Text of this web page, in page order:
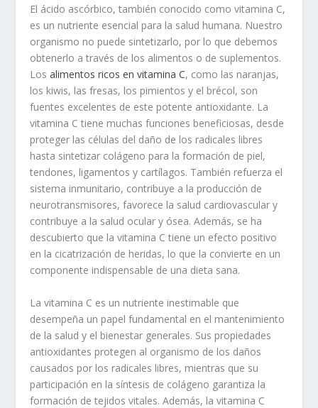
El ácido ascórbico, también conocido como vitamina C,
es un nutriente esencial para la salud humana. Nuestro
organismo no puede sintetizarlo, por lo que debemos
obtenerlo a través de los alimentos o de suplementos.
Losalimentos ricos en vitamina C, como las naranjas,
los kiwis, las fresas, los pimientos y el brécol, son
fuentes excelentes de este potente antioxidante. La
vitamina C tiene muchas funciones beneficiosas, desde
proteger las células del daño de los radicales libres
hasta sintetizar colágeno para la formación de piel,
tendones, ligamentos y cartílagos. También refuerza el
sistema inmunitario, contribuye a la producción de
neurotransmisores, favorece la salud cardiovascular y
contribuye a la salud ocular y ósea. Además, se ha
descubierto que la vitamina C tiene un efecto positivo
en la cicatrización de heridas, lo que la convierte en un
componente indispensable de una dieta sana.
La vitamina C es un nutriente inestimable que
desempeña un papel fundamental en el mantenimiento
de la salud y el bienestar generales. Sus propiedades
antioxidantes protegen al organismo de los daños
causados por los radicales libres, mientras que su
participación en la síntesis de colágeno garantiza la
formación de tejidos vitales. Además, la vitamina C